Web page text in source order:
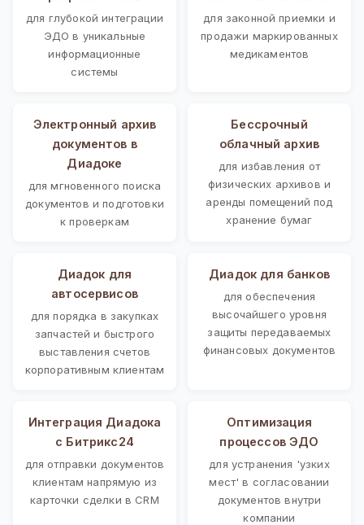
для глубокой интеграции
ЭДО в уникальные
информационные
системы
для законной приемки и
продажи маркированных
медикаментов
Электронный архив
документов в
Диадоке
для мгновенного поиска
документов и подготовки
к проверкам
Бессрочный
облачный архив
для избавления от
физических архивов и
аренды помещений под
хранение бумаг
Диадок для
автосервисов
для порядка в закупках
запчастей и быстрого
выставления счетов
корпоративным клиентам
Диадок для банков
для обеспечения
высочайшего уровня
защиты передаваемых
финансовых документов
Интеграция Диадока
с Битрикс24
для отправки документов
клиентам напрямую из
карточки сделки в CRM
Оптимизация
процессов ЭДО
для устранения 'узких
мест' в согласовании
документов внутри
компании